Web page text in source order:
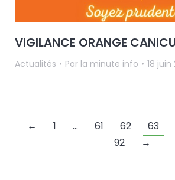
VIGILANCE ORANGE
Actualités Par la minute info 18 juin
← 1 … 61 62 63
92
→